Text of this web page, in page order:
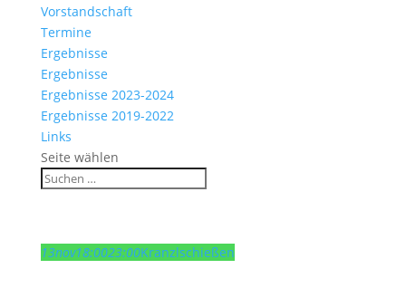
Vorstandschaft
Termine
Ergebnisse
Ergebnisse
Ergebnisse 2023-2024
Ergebnisse 2019-2022
Links
Seite wählen
13nov18:0023:00Kranzlschießen